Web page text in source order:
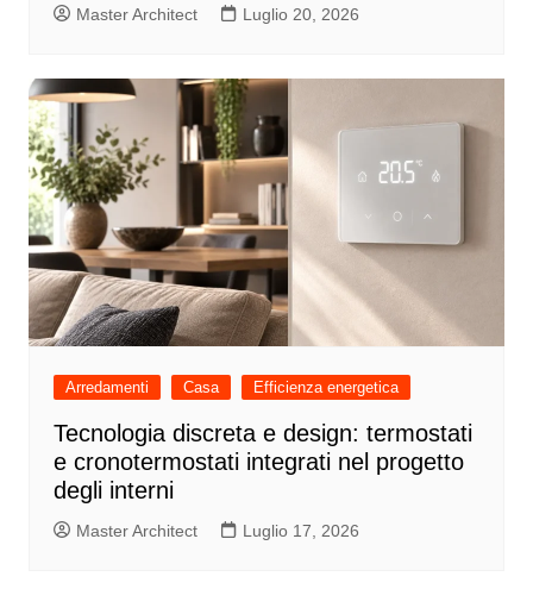
Master Architect Luglio 20, 2026
Arredamenti Casa Efficienza energetica
Tecnologia discreta e design: termostati
e cronotermostati integrati nel progetto
degli interni
Master Architect Luglio 17, 2026